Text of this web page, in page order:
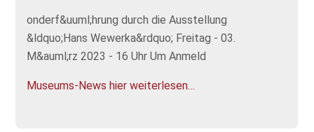
onderf&uuml;hrung durch die Ausstellung
&ldquo;Hans Wewerka&rdquo; Freitag - 03.
M&auml;rz 2023 - 16 Uhr Um Anmeld
Museums-News hier weiterlesen…